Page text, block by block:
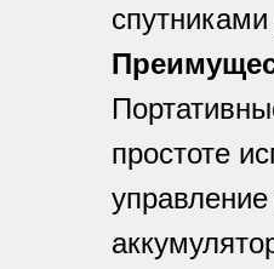
простоте